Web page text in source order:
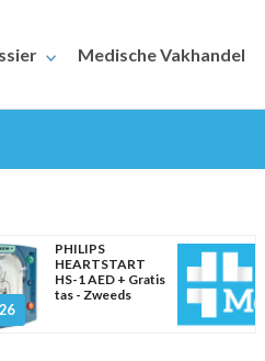
Medische Vakhandel
PHILIPS
HEARTSTART
HS-1 AED + Gratis
tas - Zweeds